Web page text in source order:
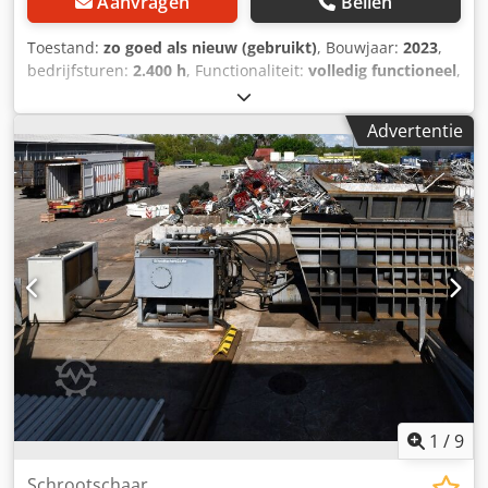
Toestand: zo goed als nieuw (gebruikt), Bouwjaar: 2023,
bedrijfsturen: 2.400 h, Functionaliteit: volledig functioneel,
R40410
(505,00 pk), leeggewicht:75.000 kg, snijkracht:900 t,
Verplaatsbare diesel schaarpers COPEX model REFLEX 900
ton (bouwjaar 2023). Onderhoud uitgevoerd door de
fabrikant. Capaciteit: 10 tot 22 t/u, afhankelijk van het te
knippen schroottype. Direct beschikbaar. Csdpfxexg Ekfs
Ah Aorf
Advertentie
1 /9